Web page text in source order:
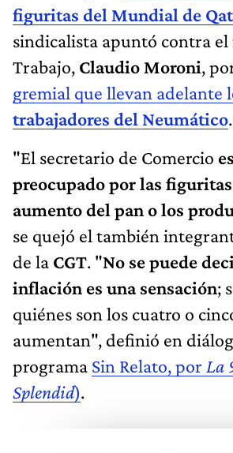
figuritas del Mundial de
sindicalista apuntó contra
Trabajo, Claudio Moroni,
gremial que llevan adelante
trabajadores del Neumático.
"El secretario de Comercio
preocupado por las figuritas
aumento del pan o los
se quejó el también
de la CGT. "No se puede
inflación es una sensación;
quiénes son los cuatro o
aumentan", definió en
programa Sin Relato, por La
Splendid).